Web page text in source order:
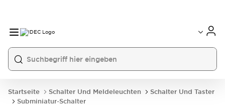
Startseite Schalter Und Meldeleuchten
Schalter Und Taster
Subminiatur-Schalter